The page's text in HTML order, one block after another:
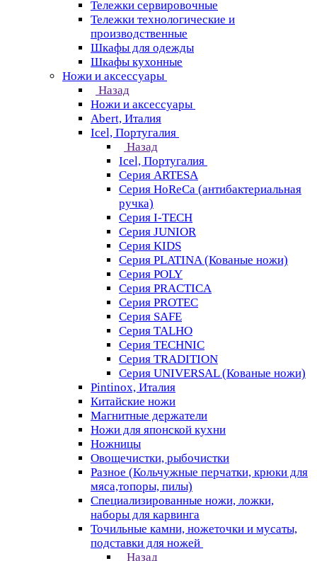
Тележки сервировочные
Тележки технологические и
производственные
Шкафы для одежды
Шкафы кухонные
Ножи и аксессуары
Назад
Ножи и аксессуары
Abert, Италия
Icel, Португалия
Назад
Icel, Португалия
Серия ARTESA
Серия HoReCa (антибактериальная
ручка)
Серия I-TECH
Серия JUNIOR
Серия KIDS
Серия PLATINA (Кованые ножи)
Серия POLY
Серия PRACTICA
Серия PROTEC
Серия SAFE
Серия TALHO
Серия TECHNIC
Серия TRADITION
Серия UNIVERSAL (Кованые ножи)
Pintinox, Италия
Китайские ножи
Магнитные держатели
Ножи для японской кухни
Ножницы
Овощечистки, рыбочистки
Разное (Кольчужные перчатки, крюки для
мяса,топоры, пилы)
Специализированные ножи, ложки,
наборы для карвинга
Точильные камни, ножеточки и мусаты,
подставки для ножей
Назад